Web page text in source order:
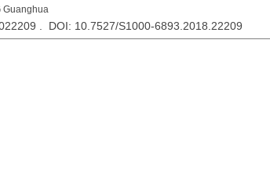
Guanghua
. DOI: 10.7527/S1000-6893.2018.22209